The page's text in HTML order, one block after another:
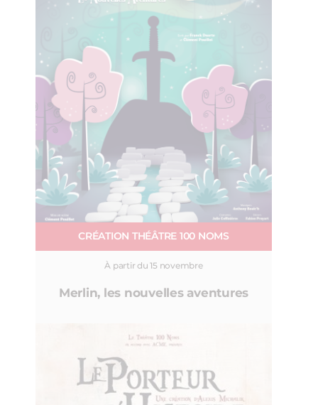
CRÉATION THÉÂTRE 100 NOMS
À partir du 15 novembre
Merlin, les nouvelles aventures